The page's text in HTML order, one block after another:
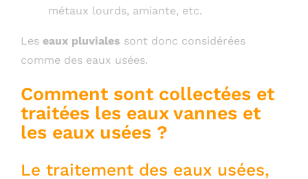
métaux lourds, amiante, etc.
Les eaux pluviales sont donc considérées
comme des eaux usées.
Comment sont collectées et
traitées les eaux vannes et
les eaux usées ?
Le traitement des eaux usées,